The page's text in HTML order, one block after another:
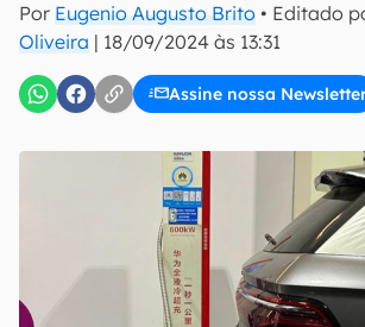
Por Eugenio Augusto Brito • Editado
Oliveira | 18/09/2024 às 13:31
Assine nossa
inscreva-se
Confirmo que li, aceito e concordo com
Uso e Política de Privacidade do